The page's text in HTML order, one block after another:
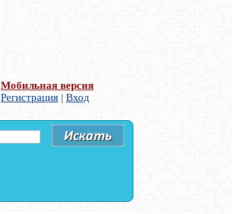
Мобильная версия
Регистрация | Вход